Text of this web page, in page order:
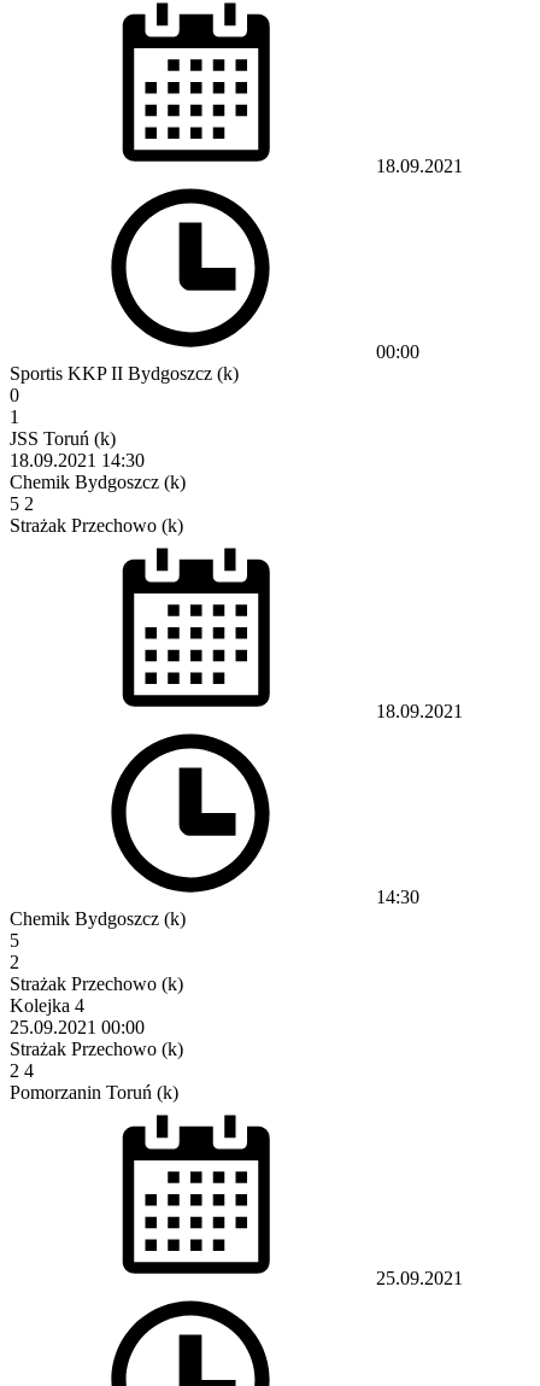
18.09.2021
00:00
Sportis KKP II Bydgoszcz (k)
0
1
JSS Toruń (k)
18.09.2021 14:30
Chemik Bydgoszcz (k)
5 2
Strażak Przechowo (k)
18.09.2021
14:30
Chemik Bydgoszcz (k)
5
2
Strażak Przechowo (k)
Kolejka 4
25.09.2021 00:00
Strażak Przechowo (k)
2 4
Pomorzanin Toruń (k)
25.09.2021